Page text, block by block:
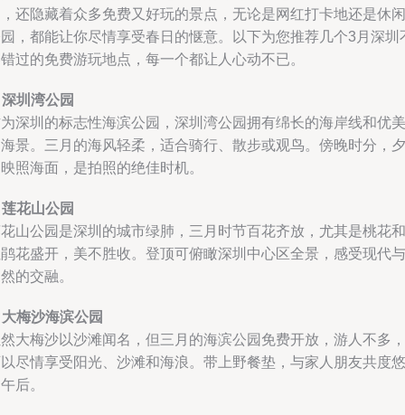
还隐藏着众多免费又好玩的景点，无论是网红打卡地还是休闲
，都能让你尽情享受春日的惬意。以下为您推荐几个3月深圳
过的免费游玩地点，每一个都让人心动不已。
深圳湾公园
深圳的标志性海滨公园，深圳湾公园拥有绵长的海岸线和优美
景。三月的海风轻柔，适合骑行、散步或观鸟。傍晚时分，夕
照海面，是拍照的绝佳时机。
莲花山公园
山公园是深圳的城市绿肺，三月时节百花齐放，尤其是桃花和
花盛开，美不胜收。登顶可俯瞰深圳中心区全景，感受现代与
的交融。
大梅沙海滨公园
大梅沙以沙滩闻名，但三月的海滨公园免费开放，游人不多，
尽情享受阳光、沙滩和海浪。带上野餐垫，与家人朋友共度悠
后。